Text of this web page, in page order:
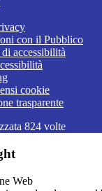
con il Pubblico
accessibilità
cookie
trasparente
824 volte